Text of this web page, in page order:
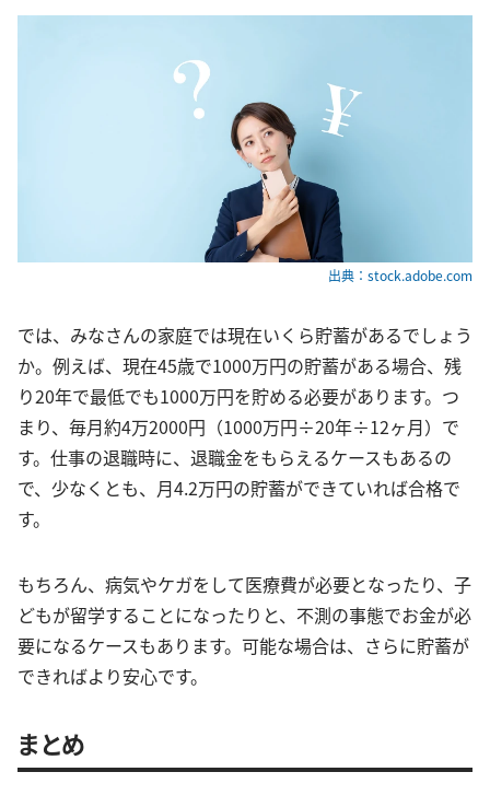
出典：stock.adobe.com
では、みなさんの家庭では現在いくら貯蓄があるでしょう
か。例えば、現在45歳で1000万円の貯蓄がある場合、残
り20年で最低でも1000万円を貯める必要があります。つ
まり、毎月約4万2000円（1000万円÷20年÷12ヶ月）で
す。仕事の退職時に、退職金をもらえるケースもあるの
で、少なくとも、月4.2万円の貯蓄ができていれば合格で
す。
もちろん、病気やケガをして医療費が必要となったり、子
どもが留学することになったりと、不測の事態でお金が必
要になるケースもあります。可能な場合は、さらに貯蓄が
できればより安心です。
まとめ